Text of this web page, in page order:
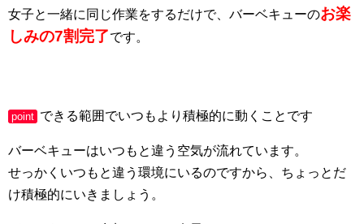
女子と一緒に同じ作業をするだけで、バーベキューのお楽
しみの7割完了です。
point できる範囲でいつもより積極的に動くことです
バーベキューはいつもと違う空気が流れています。
せっかくいつもと違う環境にいるのですから、ちょっとだ
け積極的にいきましょう。